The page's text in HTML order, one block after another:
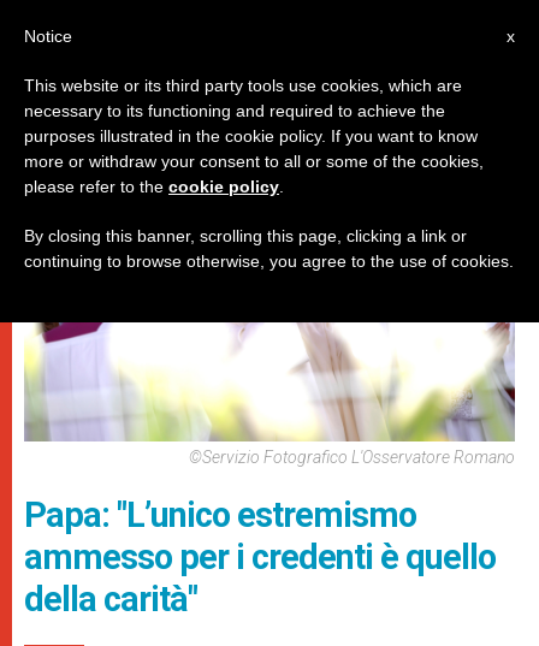
PAPI
©Servizio Fotografico L'Osservatore Romano
Papa: "L’unico estremismo
ammesso per i credenti è quello
della carità"
x
Notice
This website or its third party tools use cookies, which are
necessary to its functioning and required to achieve the
purposes illustrated in the cookie policy. If you want to know
more or withdraw your consent to all or some of the cookies,
please refer to the cookie policy
By closing this banner, scrolling this page, clicking a link or
continuing to browse otherwise, you agree to the use of cookies.